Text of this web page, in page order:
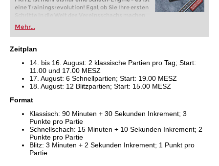
eine Trainingsrevolution! Egal, ob Sie Ihre ersten
Schritte in die Welt des Vereinsschachs machen
oder bereits auf Turnierniveau spielen: Mit
FRITZ trainieren Sie effizienter, intelligenter und
individueller als je zuvor.
Mehr...
Zeitplan
14. bis 16. August: 2 klassische Partien pro Tag; Start:
11.00 und 17.00 MESZ
17. August: 6 Schnellpartien; Start: 19.00 MESZ
18. August: 12 Blitzpartien; Start: 15.00 MESZ
Format
Klassisch: 90 Minuten + 30 Sekunden Inkrement; 3
Punkte pro Partie
Schnellschach: 15 Minuten + 10 Sekunden Inkrement; 2
Punkte pro Partie
Blitz: 3 Minuten + 2 Sekunden Inkrement; 1 Punkt pro
Partie